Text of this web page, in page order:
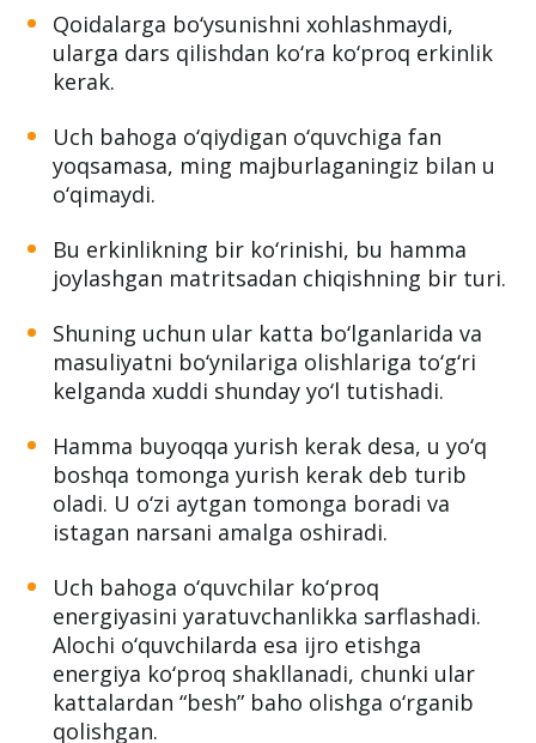
ularga dars qilishdan ko‘ra ko‘proq erkinlik
kerak.
yoqsamasa, ming majburlaganingiz bilan u
o‘qimaydi.
Bu erkinlikning bir ko‘rinishi, bu hamma
joylashgan matritsadan chiqishning bir turi.
masuliyatni bo‘ynilariga olishlariga to‘g‘ri
kelganda xuddi shunday yo‘l tutishadi.
Hamma buyoqqa yurish kerak desa, u yo‘q
oladi. U o‘zi aytgan tomonga boradi va
istagan narsani amalga oshiradi.
Uch bahoga o‘quvchilar ko‘proq
energiyasini yaratuvchanlikka sarflashadi.
Alochi o‘quvchilarda esa ijro etishga